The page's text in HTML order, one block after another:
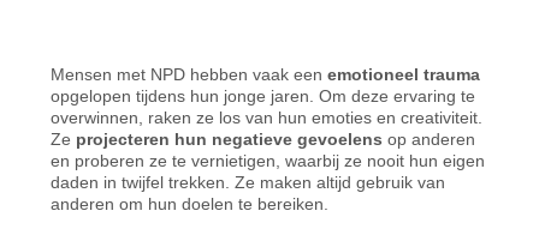
Mensen met NPD hebben vaak eenemotioneel trauma
opgelopen tijdens hun jonge jaren. Om deze ervaring te
overwinnen, raken ze los van hun emoties en creativiteit.
Ze projecteren hun negatieve gevoelens op anderen
en proberen ze te vernietigen, waarbij ze nooit hun eigen
daden in twijfel trekken. Ze maken altijd gebruik van
anderen om hun doelen te bereiken.